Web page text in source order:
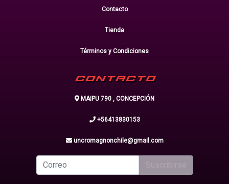
Contacto
Tienda
Términos y Condiciones
CONTACTO
MAIPU 790 , CONCEPCIÓN
+56413830153
uncromagnonchile@gmail.com